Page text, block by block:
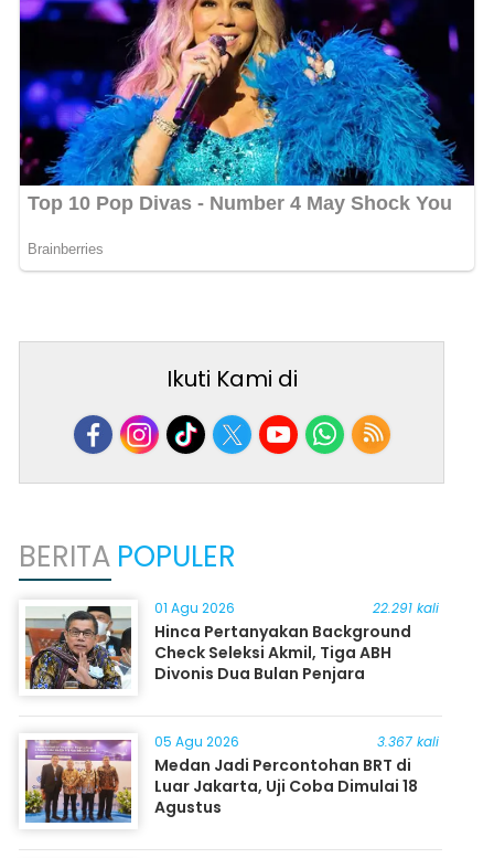
Ikuti Kami di
BERITA POPULER
01 Agu 2026 22.291 kali
Hinca Pertanyakan Background
Check Seleksi Akmil, Tiga ABH
Divonis Dua Bulan Penjara
05 Agu 2026 3.367 kali
Medan Jadi Percontohan BRT di
Luar Jakarta, Uji Coba Dimulai 18
Agustus